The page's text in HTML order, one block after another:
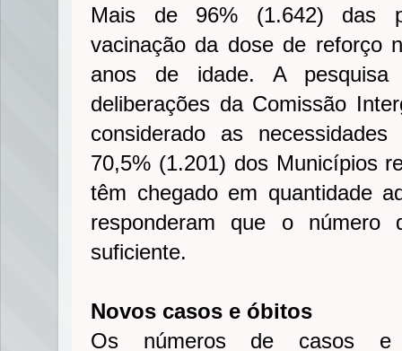
Mais de 96% (1.642) das
vacinação da dose de reforço
anos de idade. A
deliberações da Comissão
considerado as
70,5% (1.201) dos Municípios
têm chegado em quantidade
responderam que o
suficiente.
Novos casos e óbitos
Os números de casos e